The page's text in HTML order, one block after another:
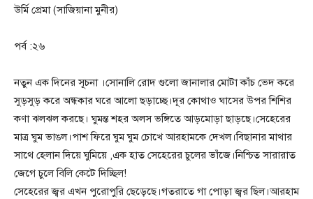
উর্মি প্রেমা (সাজিয়ানা মুনীর)
পর্ব :২৬
নতুন এক দিনের সূচনা ।সোনালি রোদ গুলো জানালার মোটা কাঁচ ভেদ করে
সুড়সুড় করে অন্ধকার ঘরে আলো ছড়াচ্ছে।দূর কোথাও ঘাসের উপর শিশির
কণা ঝলঝল করছে। ঘুমন্ত শহর অলস ভঙ্গিতে আড়মোড়া ছাড়ছে।সেহেরের
মাত্র ঘুম ভাঙল।পাশ ফিরে ঘুম ঘুম চোখে আরহামকে দেখল।বিছানার মাথার
সাথে হেলান দিয়ে ঘুমিয়ে ,এক হাত সেহেরের চুলের ভাঁজে।নিশ্চিত সারারাত
জেগে চুলে বিলি কেটে দিচ্ছিল!
সেহেরের জ্বর এখন পুরোপুরি ছেড়েছে।গতরাতে গা পোড়া জ্বর ছিল।আরহাম